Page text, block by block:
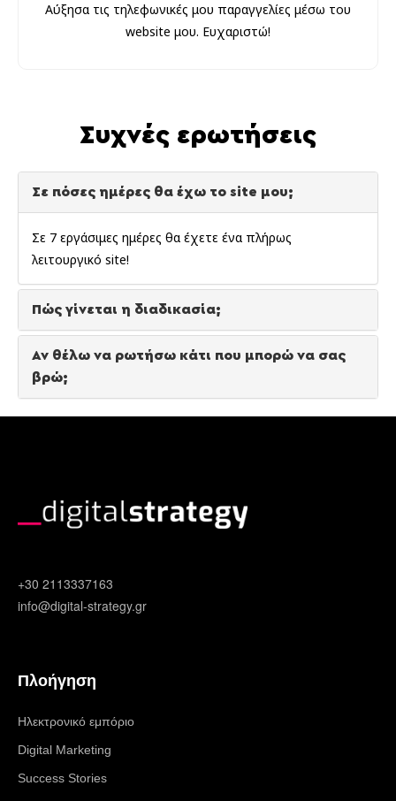
Αύξησα τις τηλεφωνικές μου παραγγελίες μέσω του
website μου. Ευχαριστώ!
Συχνές ερωτήσεις
Σε πόσες ημέρες θα έχω το site μου;
Σε 7 εργάσιμες ημέρες θα έχετε ένα πλήρως
λειτουργικό site!
Πώς γίνεται η διαδικασία;
Αν θέλω να ρωτήσω κάτι που μπορώ να σας
βρώ;
+30 2113337163
info@digital-strategy.gr
Πλοήγηση
Ηλεκτρονικό εμπόριο
Digital Marketing
Success Stories